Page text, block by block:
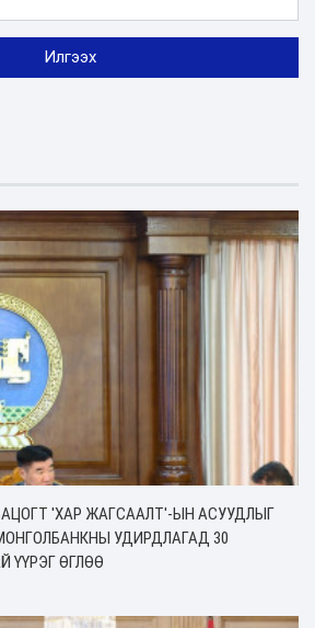
'ХАР ЖАГСААЛТ'-ЫН АСУУДЛЫГ
УДИРДЛАГАД 30
ҮҮРЭГ ӨГЛӨӨ